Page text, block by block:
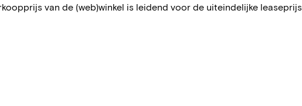
van de (web)winkel is leidend voor de uiteindelijke leaseprijs.